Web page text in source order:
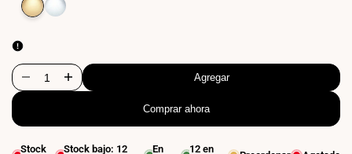
Variante
Blanco
3000K
Aumentar
Agregar
Comprar ahora
Stock
Stock bajo: 12
En
12 en